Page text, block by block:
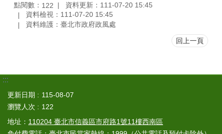
點閱數： 122
資料更新：111-07-20 15:45
資料檢視：111-07-20 15:45
資料維護：臺北市政府政風處
回上一頁
:::
更新日期
115-08-07
瀏覽人次
122
地址： 110204 臺北市信義區市府路1號11樓西南區